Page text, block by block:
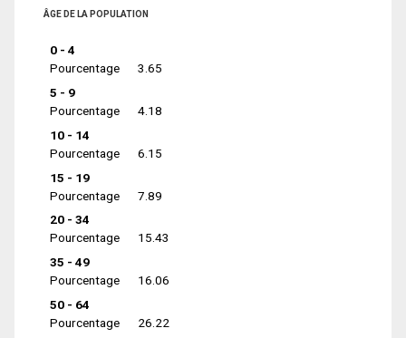
ÂGE DE LA POPULATION
0 - 4
Pourcentage
3.65
5 - 9
Pourcentage
4.18
10 - 14
Pourcentage
6.15
15 - 19
Pourcentage
7.89
20 - 34
Pourcentage
15.43
35 - 49
Pourcentage
16.06
50 - 64
Pourcentage
26.22